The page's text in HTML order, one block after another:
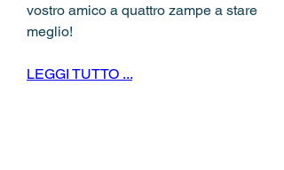
vostro amico a quattro zampe a stare
meglio!
LEGGI TUTTO ...